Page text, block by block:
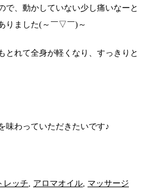
で、動かしていない少し痛いなーと
りました(～￣▽￣)～
とれて全身が軽くなり、すっきりと
味わっていただきたいです♪
レッチ アロマオイル マッサージ